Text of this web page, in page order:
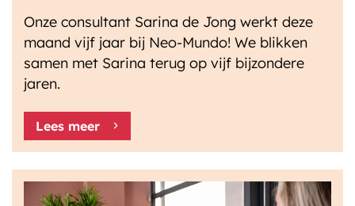
Onze consultant Sarina de Jong werkt deze
maand vijf jaar bij Neo-Mundo! We blikken
samen met Sarina terug op vijf bijzondere
jaren.
Lees meer